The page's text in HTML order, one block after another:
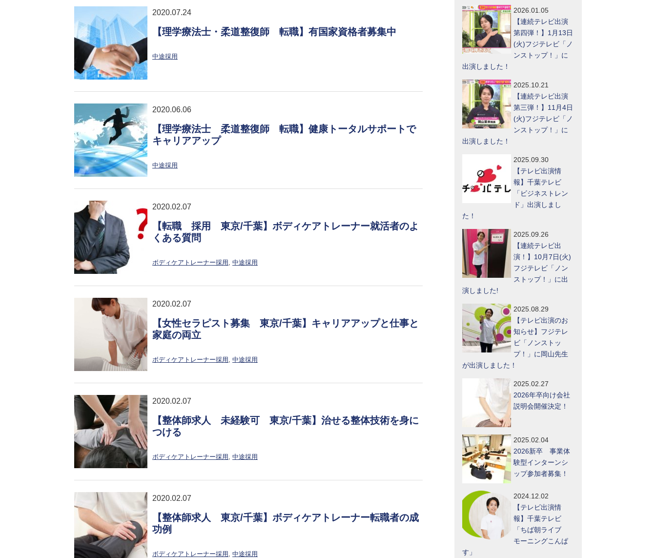
2020.07.24
【理学療法士・柔道整復師 転職】有国家資格者募集中
中途採用
2020.06.06
【理学療法士 柔道整復師 転職】健康トータルサポートで
キャリアアップ
中途採用
2020.02.07
【転職 採用 東京/千葉】ボディケアトレーナー就活者のよ
くある質問
ボディケアトレーナー採用 , 中途採用
2020.02.07
【女性セラピスト募集 東京/千葉】キャリアアップと仕事と
家庭の両立
ボディケアトレーナー採用 , 中途採用
2020.02.07
【整体師求人 未経験可 東京/千葉】治せる整体技術を身に
つける
ボディケアトレーナー採用 , 中途採用
2020.02.07
【整体師求人 東京/千葉】ボディケアトレーナー転職者の成
功例
ボディケアトレーナー採用 , 中途採用
2026.01.05
【連続テレビ出演
第四弾！】1月13日
(火)フジテレビ「ノ
ンストップ！」に
出演しました！
2025.10.21
【連続テレビ出演
第三弾！】11月4日
(火)フジテレビ「ノ
ンストップ！」に
出演しました！
2025.09.30
【テレビ出演情
報】千葉テレビ
「ビジネストレン
ド」出演しまし
た！
2025.09.26
【連続テレビ出
演！】10月7日(火)
フジテレビ「ノン
ストップ！」に出
演しました!
2025.08.29
【テレビ出演のお
知らせ】フジテレ
ビ「ノンストッ
プ！」に岡山先生
が出演しました！
2025.02.27
2026年卒向け会社
説明会開催決定！
2025.02.04
2026新卒 事業体
験型インターンシ
ップ参加者募集！
2024.12.02
【テレビ出演情
報】千葉テレビ
「ちば朝ライブ
モーニングこんぱ
す」